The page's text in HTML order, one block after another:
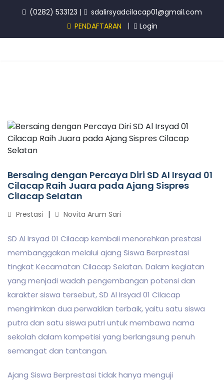
(0282) 533123 |
sdalirsyadcilacap01@gmail.com
PENDAFTARAN
Login
Bersaing dengan Percaya Diri SD Al Irsyad 01
Cilacap Raih Juara pada Ajang Sispres
Cilacap Selatan
Prestasi Novita Arum Sari
SD Al Irsyad 01 Cilacap kembali menorehkan prestasi
membanggakan melalui ajang Siswa Berprestasi
tingkat Kecamatan Cilacap Selatan. Dalam kegiatan
yang menjadi wadah pengembangan potensi dan
karakter siswa tersebut, SD Al Irsyad 01 Cilacap
mengirimkan dua perwakilan terbaik, yaitu satu siswa
putra dan satu siswa putri untuk membawa nama
sekolah dalam kompetisi yang berlangsung penuh
semangat dan tantangan.
Ajang Siswa Berprestasi tidak hanya menguji